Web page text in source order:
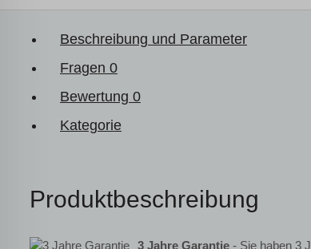
Beschreibung und Parameter
Fragen 0
Bewertung 0
Kategorie
Produktbeschreibung
3 Jahre Garantie - Sie haben 3